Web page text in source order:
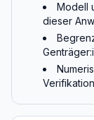
Modell
dieser